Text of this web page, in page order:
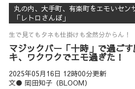
丸の内、大手町、有楽町をエモいセン
「レトロさんぽ」
生で見てもタネも仕掛けも全然分からん！
マジックバー「十時」で過ご
キ、ワクワクでエモ過ぎた！
2025年05月16日 12時00分更新
文● 岡田知子（BLOOM）